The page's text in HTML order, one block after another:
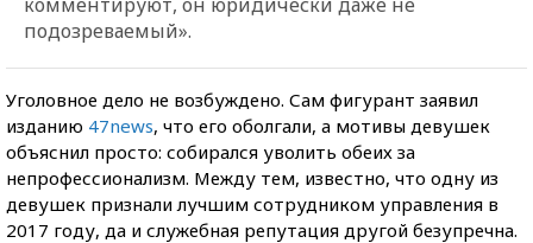
подозреваемый».
Уголовное дело не возбуждено. Сам фигурант заявил
изданию 47news, что его оболгали, а мотивы девушек
объяснил просто: собирался уволить обеих за
непрофессионализм. Между тем, известно, что одну из
девушек признали лучшим сотрудником управления в
2017 году, да и служебная репутация другой безупречна.